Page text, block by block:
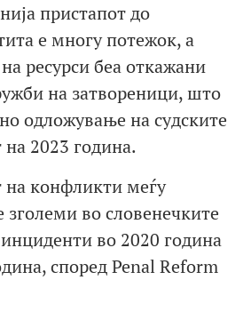
пристапот до
е многу потежок, а
ресурси беа откажани
на затвореници, што
одложување на судските
2023 година.
на конфликти меѓу
зголеми во словенечките
во 2020 година
според Penal Reform